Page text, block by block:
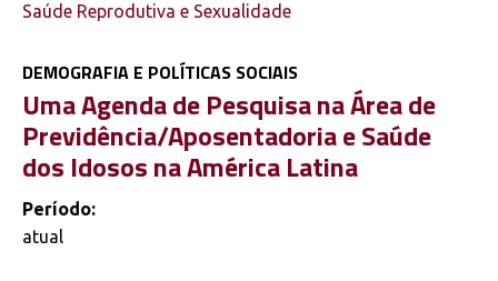
Saúde Reprodutiva e Sexualidade
DEMOGRAFIA E POLÍTICAS SOCIAIS
Uma Agenda de Pesquisa na Área de
Previdência/Aposentadoria e Saúde
dos Idosos na América Latina
Período:
atual